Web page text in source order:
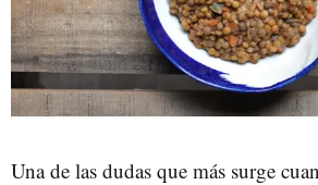
Una de las dudas que más surge